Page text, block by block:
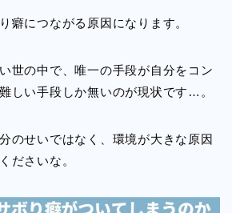
癖につながる原因になります。
世の中で、唯一の手段が自分をコン
しい手段しか無いのが現状です…。
のせいではなく、環境が大きな原因
ださいな。